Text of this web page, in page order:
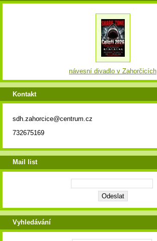
návesní divadlo v Zahorčicích
Kontakt
sdh.zahorcice@centrum.cz
732675169
Mail list
Vyhledávání